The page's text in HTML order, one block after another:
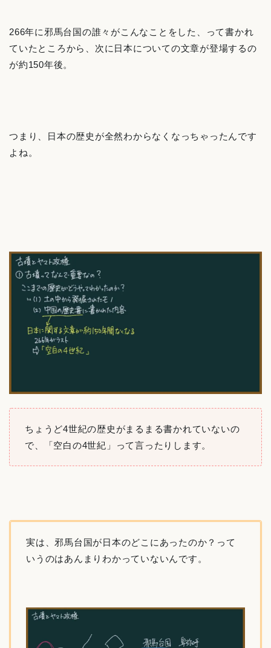
266年に邪馬台国の誰々がこんなことをした、って書かれ
ていたところから、次に日本についての文章が登場するの
が約150年後。
つまり、日本の歴史が全然わからなくなっちゃったんです
よね。
ちょうど4世紀の歴史がまるまる書かれていないの
で、「空白の4世紀」って言ったりします。
実は、邪馬台国が日本のどこにあったのか？って
いうのはあんまりわかっていないんです。